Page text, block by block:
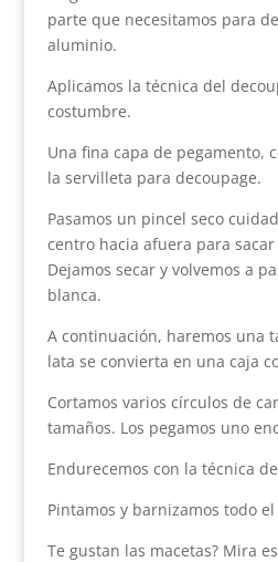
parte que necesitamos para
aluminio.
Aplicamos la técnica del
costumbre.
Una fina capa de pegamento,
la servilleta para decoupage.
Pasamos un pincel seco
centro hacia afuera para
Dejamos secar y volvemos a
blanca.
A continuación, haremos una
lata se convierta en una caja
Cortamos varios círculos de
tamaños. Los pegamos uno
Endurecemos con la técnica
Pintamos y barnizamos todo
Te gustan las macetas? Mira